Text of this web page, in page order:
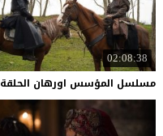
02:08:38
مسلسل المؤسس اورهان الحلقة